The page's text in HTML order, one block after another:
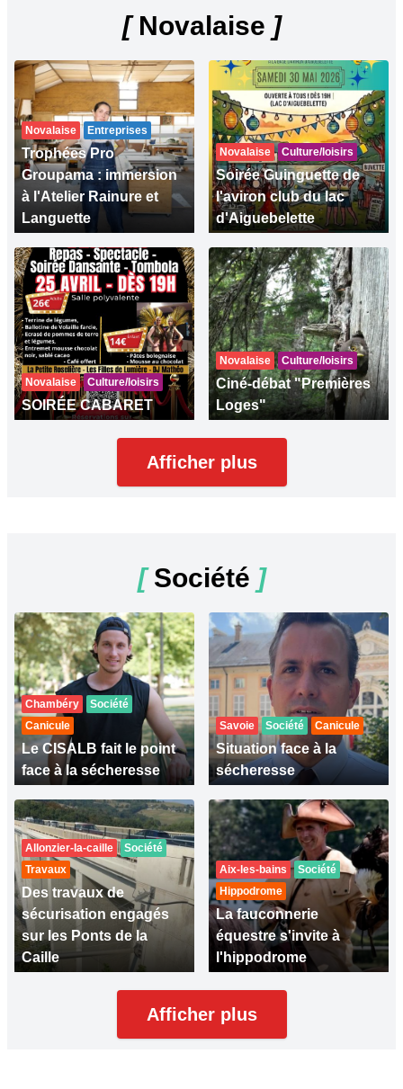
[Novalaise ]
Novalaise Entreprises
Trophées Pro
Groupama : immersion
à l'Atelier Rainure et
Languette
Novalaise Culture/loisirs
Soirée Guinguette de
l'aviron club du lac
d'Aiguebelette
Novalaise Culture/loisirs
SOIRÉE CABARET
Novalaise Culture/loisirs
Ciné-débat "Premières
Loges"
Afficher plus
[Société ]
Chambéry
Société
Canicule
Le CISALB fait le point
face à la sécheresse
Savoie Société Canicule
Situation face à la
sécheresse
Allonzier-la-caille
Société
Travaux
Des travaux de
sécurisation engagés
sur les Ponts de la
Caille
Aix-les-bains
Société
Hippodrome
La fauconnerie
équestre s'invite à
l'hippodrome
Afficher plus